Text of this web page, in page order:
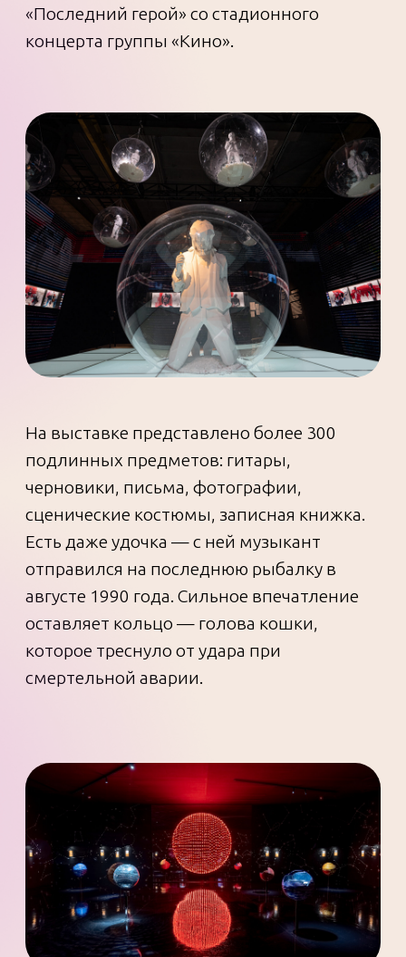
оставляет кольцо — голова кошки,
которое треснуло от удара при
Один из залов посвящен, конечно же,
музыке: зрители перемещаются под
мотками магнитной пленки и подходят к
кассетам, символизирующим альбомы, —
Например, такое: «Алюминиевые огурцы
по следам осенних сельскохозяйственных
работ…»
Впрочем, главный герой выставки
раскрывается не только как музыкант, но
и как актёр, и как самобытный художник.
отдельный зал, где не только сама
живопись, но даже кисти и баночки с
икры). А всего на выставке представлено
более 60 художественных работ Виктора